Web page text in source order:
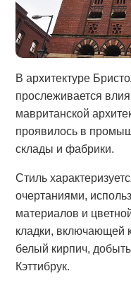
В архитектуре
прослеживается
мавританской
проявилось в
склады и фабрики.
Стиль
очертаниями,
материалов и
кладки, включающей
белый кирпич,
Кэттибрук.